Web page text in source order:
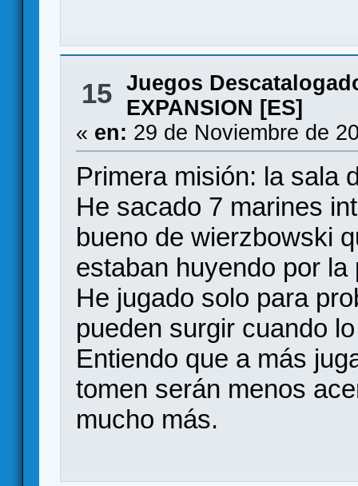
15 Juegos
EXPANSION [ES]
« en: 29 de Noviembre de
Primera misión: la sala
He sacado 7 marines
bueno de wierzbowski
estaban huyendo por la
He jugado solo para
pueden surgir cuando
Entiendo que a más
tomen serán menos
mucho más.